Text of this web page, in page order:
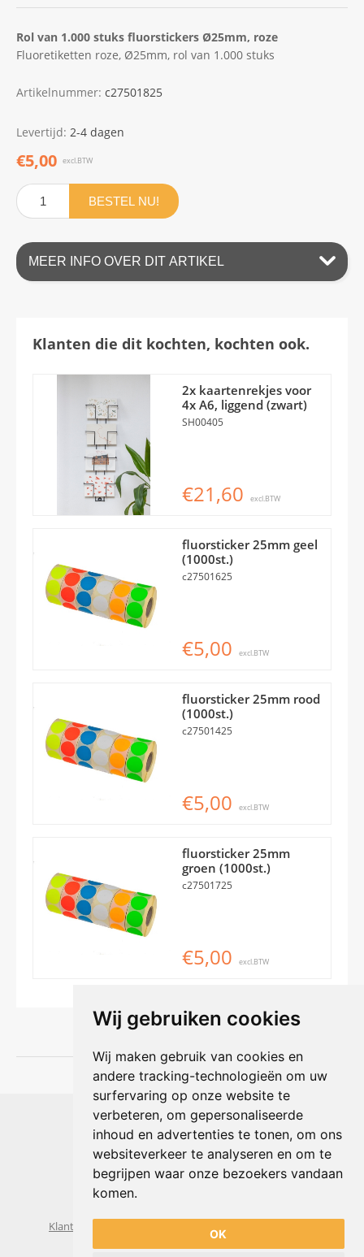
Wij gebruiken cookies
Wij maken gebruik van cookies en
andere tracking-technologieën om uw
surfervaring op onze website te
verbeteren, om gepersonaliseerde
inhoud en advertenties te tonen, om ons
websiteverkeer te analyseren en om te
begrijpen waar onze bezoekers vandaan
komen.
OK
Rol van 1.000 stuks fluorstickers Ø25mm, roze
Fluoretiketten roze, Ø25mm, rol van 1.000 stuks
Artikelnummer: c27501825
Levertijd: 2-4 dagen
€5,00 excl.BTW
BESTEL NU!
MEER INFO OVER DIT ARTIKEL
Klanten die dit kochten, kochten ook.
2x kaartenrekjes voor
4x A6, liggend (zwart)
SH00405
€21,60 excl.BTW
fluorsticker 25mm geel
(1000st.)
c27501625
€5,00 excl.BTW
fluorsticker 25mm rood
(1000st.)
c27501425
€5,00 excl.BTW
fluorsticker 25mm
groen (1000st.)
c27501725
€5,00 excl.BTW
Shophouse online
Max Planckstraat 4
6716 BE Ede, Nederland
Telefoon:+31(0)318 618 121
E-mail: info@shophouse.nl
Geopend: ma t/m vr 09:00-17:00 uur
Klantenservice
Algemene voorwaarden